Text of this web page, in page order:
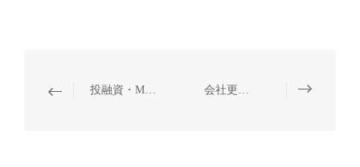
投融資・M&A・再編と資本市場 会社更生と清算